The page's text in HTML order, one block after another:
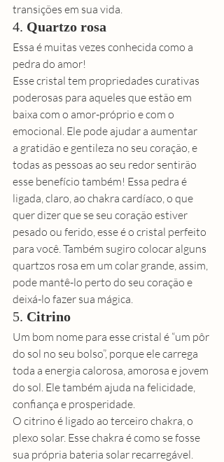
transições em sua vida.
4. Quartzo rosa
Essa é muitas vezes conhecida como a
pedra do amor!
Esse cristal tem propriedades curativas
poderosas para aqueles que estão em
baixa com o amor-próprio e com o
emocional. Ele pode ajudar a aumentar
a gratidão e gentileza no seu coração, e
todas as pessoas ao seu redor sentirão
esse benefício também! Essa pedra é
ligada, claro, ao chakra cardíaco, o que
quer dizer que se seu coração estiver
pesado ou ferido, esse é o cristal perfeito
para você. Também sugiro colocar alguns
quartzos rosa em um colar grande, assim,
pode mantê-lo perto do seu coração e
deixá-lo fazer sua mágica.
5. Citrino
Um bom nome para esse cristal é “um pôr
do sol no seu bolso”, porque ele carrega
toda a energia calorosa, amorosa e jovem
do sol. Ele também ajuda na felicidade,
confiança e prosperidade.
O citrino é ligado ao terceiro chakra, o
plexo solar. Esse chakra é como se fosse
sua própria bateria solar recarregável.